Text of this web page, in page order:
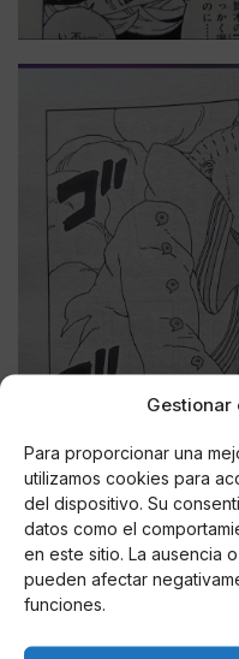
Gestionar
Para proporcionar una
utilizamos cookies para
del dispositivo. Su
datos como el
en este sitio. La ausencia
pueden afectar
funciones.